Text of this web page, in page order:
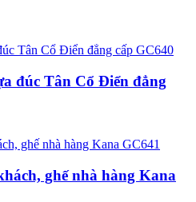
đúc Tân Cổ Điển đẳng
ghế nhà hàng Kana